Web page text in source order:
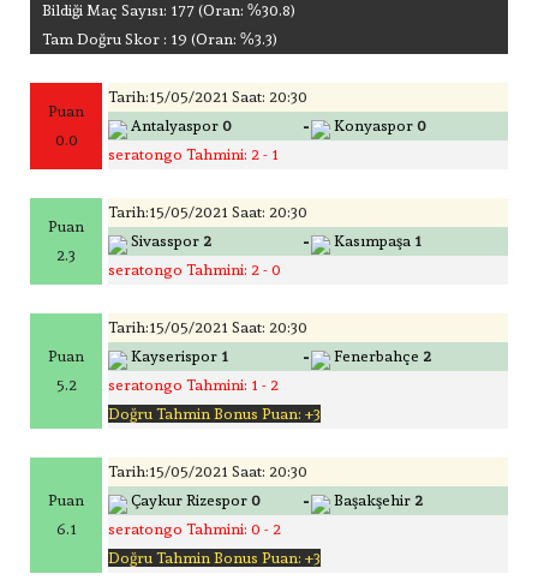
Bildiği Maç Sayısı: 177 (Oran: %30.8)
Tam Doğru Skor : 19 (Oran: %3.3)
Puan
0.0
Tarih:15/05/2021 Saat: 20:30
Antalyaspor 0 - Konyaspor 0
seratongo Tahmini: 2 - 1
Puan
2.3
Tarih:15/05/2021 Saat: 20:30
Sivasspor 2 - Kasımpaşa 1
seratongo Tahmini: 2 - 0
Puan
5.2
Tarih:15/05/2021 Saat: 20:30
Kayserispor 1 - Fenerbahçe 2
seratongo Tahmini: 1 - 2
Doğru Tahmin Bonus Puan: +3
Puan
6.1
Tarih:15/05/2021 Saat: 20:30
Çaykur Rizespor 0 - Başakşehir 2
seratongo Tahmini: 0 - 2
Doğru Tahmin Bonus Puan: +3